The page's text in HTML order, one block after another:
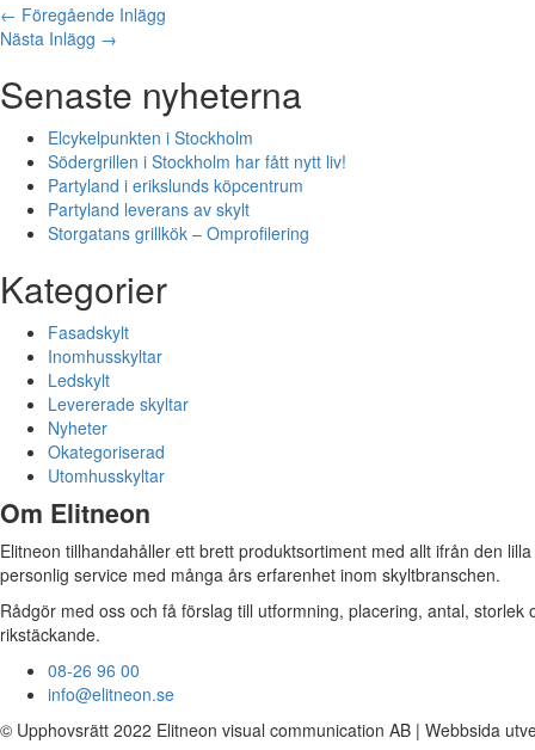
← Föregående Inlägg
Nästa Inlägg →
Senaste nyheterna
Elcykelpunkten i Stockholm
Södergrillen i Stockholm har fått nytt liv!
Partyland i erikslunds köpcentrum
Partyland leverans av skylt
Storgatans grillkök – Omprofilering
Kategorier
Fasadskylt
Inomhusskyltar
Ledskylt
Levererade skyltar
Nyheter
Okategoriserad
Utomhusskyltar
Om Elitneon
Elitneon tillhandahåller ett brett produktsortiment med allt ifrån den
personlig service med många års erfarenhet inom skyltbranschen.
Rådgör med oss och få förslag till utformning, placering, antal,
rikstäckande.
08-26 96 00
info@elitneon.se
© Upphovsrätt 2022 Elitneon visual communication AB | Webbsida